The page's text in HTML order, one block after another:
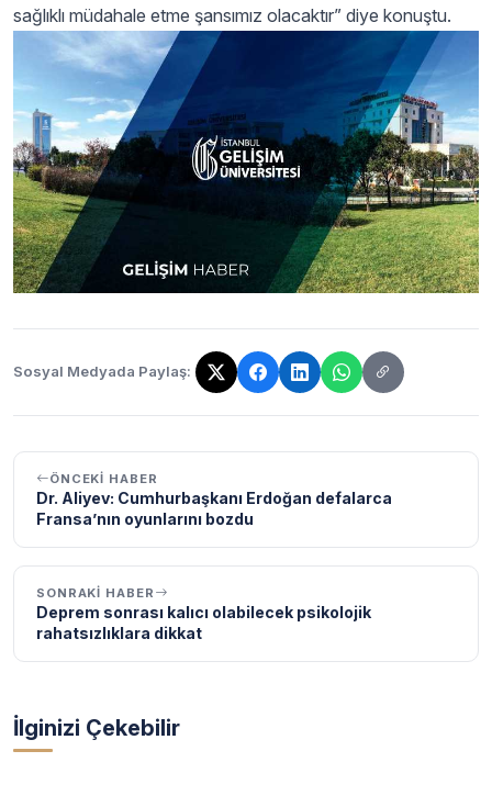
sağlıklı müdahale etme şansımız olacaktır” diye konuştu.
Sosyal Medyada Paylaş:
Bağlantı kopyalandı!
ÖNCEKI HABER
Dr. Aliyev: Cumhurbaşkanı Erdoğan defalarca
Fransa’nın oyunlarını bozdu
SONRAKI HABER
Deprem sonrası kalıcı olabilecek psikolojik
rahatsızlıklara dikkat
İlginizi Çekebilir